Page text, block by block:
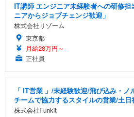
IT講師 エンジニア未経験者への研修
ニアからジョブチェンジ歓迎」
株式会社リゾーム
東京都
月給28万円～
正社員
「 IT営業 」/未経験歓迎/飛び込み・
チームで協力するスタイルの営業/土日
株式会社Funkit